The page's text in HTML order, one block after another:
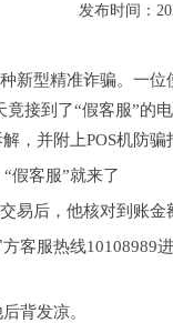
发布时间：
新型精准诈骗。一
接到了“假客服”的
，并附上POS机防骗
假客服”就来了
易后，他核对到账金
客服热线10108989
背发凉。